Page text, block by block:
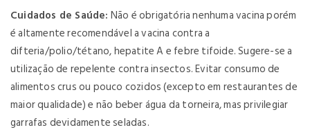
Cuidados de Saúde: Não é obrigatória nenhuma vacina porém
é altamente recomendável a vacina contra a
difteria/polio/tétano, hepatite A e febre tifoide. Sugere-se a
utilização de repelente contra insectos. Evitar consumo de
alimentos crus ou pouco cozidos (excepto em restaurantes de
maior qualidade) e não beber água da torneira, mas privilegiar
garrafas devidamente seladas.